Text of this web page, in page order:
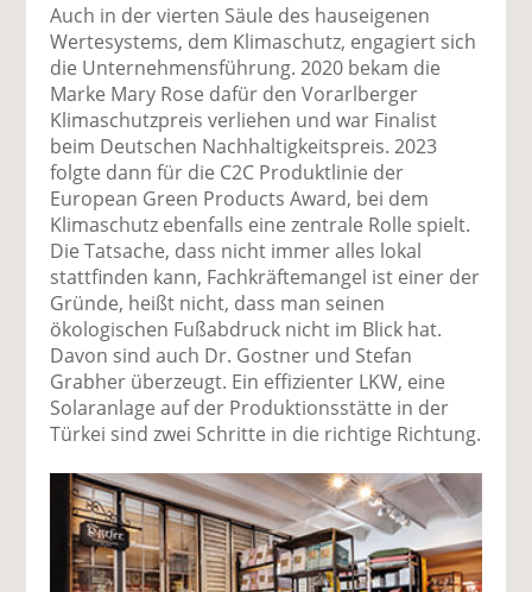
Auch in der vierten Säule des hauseigenen
Wertesystems, dem Klimaschutz, engagiert sich
die Unternehmensführung. 2020 bekam die
Marke Mary Rose dafür den Vorarlberger
Klimaschutzpreis verliehen und war Finalist
beim Deutschen Nachhaltigkeitspreis. 2023
folgte dann für die C2C Produktlinie der
European Green Products Award, bei dem
Klimaschutz ebenfalls eine zentrale Rolle spielt.
Die Tatsache, dass nicht immer alles lokal
stattfinden kann, Fachkräftemangel ist einer der
Gründe, heißt nicht, dass man seinen
ökologischen Fußabdruck nicht im Blick hat.
Davon sind auch Dr. Gostner und Stefan
Grabher überzeugt. Ein effizienter LKW, eine
Solaranlage auf der Produktionsstätte in der
Türkei sind zwei Schritte in die richtige Richtung.